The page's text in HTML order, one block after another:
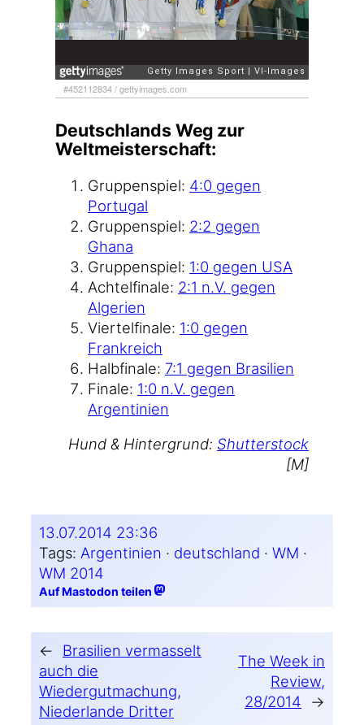
#452112834/get​ty​images​.com
Deutschlands Weg zur
Weltmeisterschaft:
Grup­pen­spiel: 4:0 gegen
Portugal
Grup­pen­spiel: 2:2 gegen
Ghana
Grup­pen­spiel: 1:0 gegen USA
Ach­tel­fi­na­le: 2:1 n.V. gegen
Algerien
Vier­tel­fi­na­le: 1:0 gegen
Frankreich
Halb­fi­na­le: 7:1 gegen Brasilien
Fina­le: 1:0 n.V. gegen
Argentinien
Hund & Hin­ter­grund: Shut­ter­stock
[M]
13.07.2014 23:36
Tags: Argentinien · deutschland · WM
WM 2014
Auf Mastodon teilen
←
Brasilien vermasselt
auch die
Wiedergutmachung,
Niederlande Dritter
The Week in
Review,
28/2014
→